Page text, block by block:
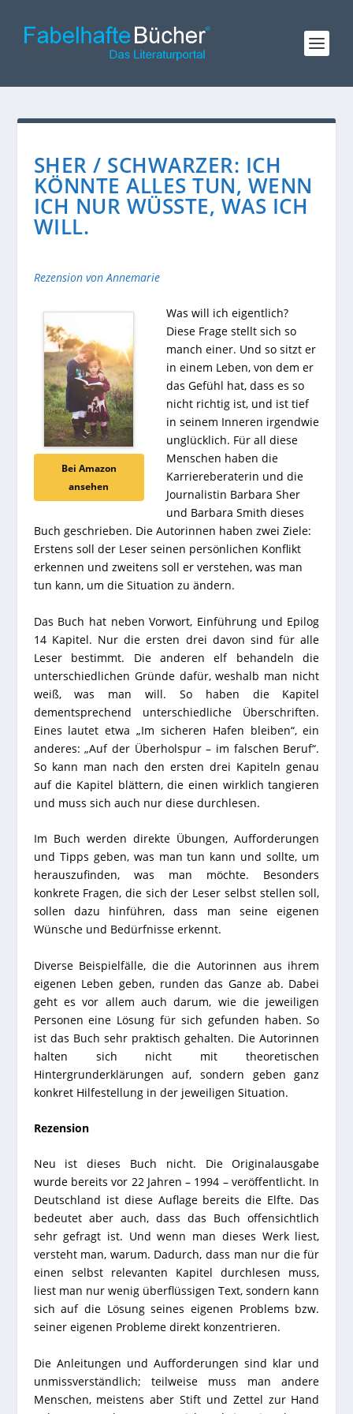
SHER / SCHWARZER: ICH
KÖNNTE ALLES TUN, WENN
ICH NUR WÜSSTE, WAS ICH
WILL.
Rezension von Annemarie
Bei Amazon
ansehen
Was will ich eigentlich?
Diese Frage stellt sich so
manch einer. Und so sitzt er
in einem Leben, von dem er
das Gefühl hat, dass es so
nicht richtig ist, und ist tief
in seinem Inneren irgendwie
unglücklich. Für all diese
Menschen haben die
Karriereberaterin und die
Journalistin Barbara Sher
und Barbara Smith dieses
Buch geschrieben. Die Autorinnen haben zwei Ziele:
Erstens soll der Leser seinen persönlichen Konflikt
erkennen und zweitens soll er verstehen, was man
tun kann, um die Situation zu ändern.
Das Buch hat neben Vorwort, Einführung und Epilog
14 Kapitel. Nur die ersten drei davon sind für alle
Leser bestimmt. Die anderen elf behandeln die
unterschiedlichen Gründe dafür, weshalb man nicht
weiß, was man will. So haben die Kapitel
dementsprechend unterschiedliche Überschriften.
Eines lautet etwa „Im sicheren Hafen bleiben“, ein
anderes: „Auf der Überholspur – im falschen Beruf“.
So kann man nach den ersten drei Kapiteln genau
auf die Kapitel blättern, die einen wirklich tangieren
und muss sich auch nur diese durchlesen.
Im Buch werden direkte Übungen, Aufforderungen
und Tipps geben, was man tun kann und sollte, um
herauszufinden, was man möchte. Besonders
konkrete Fragen, die sich der Leser selbst stellen soll,
sollen dazu hinführen, dass man seine eigenen
Wünsche und Bedürfnisse erkennt.
Diverse Beispielfälle, die die Autorinnen aus ihrem
eigenen Leben geben, runden das Ganze ab. Dabei
geht es vor allem auch darum, wie die jeweiligen
Personen eine Lösung für sich gefunden haben. So
ist das Buch sehr praktisch gehalten. Die Autorinnen
halten sich nicht mit theoretischen
Hintergrunderklärungen auf, sondern geben ganz
konkret Hilfestellung in der jeweiligen Situation.
Rezension
Neu ist dieses Buch nicht. Die Originalausgabe
wurde bereits vor 22 Jahren – 1994 – veröffentlicht. In
Deutschland ist diese Auflage bereits die Elfte. Das
bedeutet aber auch, dass das Buch offensichtlich
sehr gefragt ist. Und wenn man dieses Werk liest,
versteht man, warum. Dadurch, dass man nur die für
einen selbst relevanten Kapitel durchlesen muss,
liest man nur wenig überflüssigen Text, sondern kann
sich auf die Lösung seines eigenen Problems bzw.
seiner eigenen Probleme direkt konzentrieren.
Die Anleitungen und Aufforderungen sind klar und
unmissverständlich; teilweise muss man andere
Menschen, meistens aber Stift und Zettel zur Hand